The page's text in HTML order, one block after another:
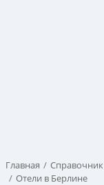
Главная Справочник
Отели в Берлине